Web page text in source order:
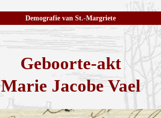
Demografie van St.-Margriete
Geboorte-akt
Marie Jacobe Vael